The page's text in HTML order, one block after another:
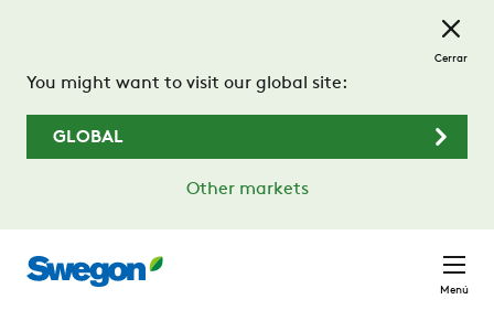
You might want to visit our global site:
GLOBAL
Other markets
Cerrar
Menú